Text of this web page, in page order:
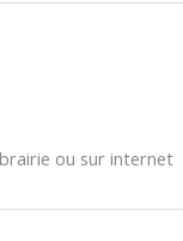
ou sur internet